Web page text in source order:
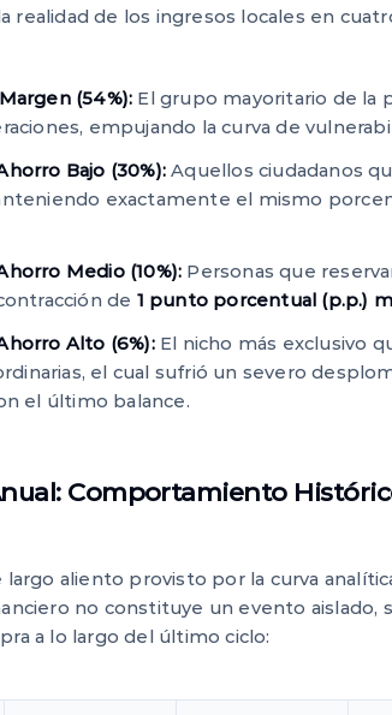
realidad de los ingresos locales en
(54%): El grupo mayoritario de la
empujando la curva de
Bajo (30%): Aquellos ciudadanos
exactamente el mismo
Medio (10%): Personas que
de 1 punto porcentual (p.p.)
Alto (6%):El nicho más exclusivo
el cual sufrió un severo
el último balance.
Comportamiento
aliento provisto por la curva
no constituye un evento
a lo largo del último ciclo: